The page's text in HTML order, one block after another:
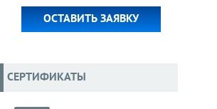
ОСТАВИТЬ ЗАЯВКУ
СЕРТИФИКАТЫ